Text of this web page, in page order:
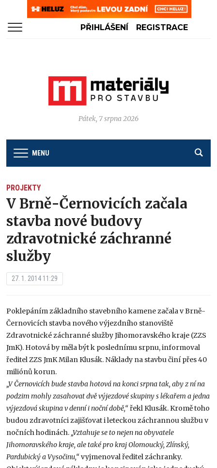
PŘIHLÁŠENÍ REGISTRACE
Pátek, 7 srpna 2026
MENU
PROJEKTY
V Brně-Černovicích začala
stavba nové budovy
zdravotnické záchranné
služby
27. 1. 2014 11:29
Poklepáním základního stavebního kamene začala v Brně-
Černovicích stavba nového výjezdního stanoviště
Zdravotnické záchranné služby Jihomoravského kraje (ZZS
JmK). Hotová by měla být k poslednímu srpnu, informoval
ředitel ZZS JmK Milan Klusák. Náklady na stavbu činí přes 40
miliónů korun.
„V Černovicích bude stavba hotová na konci srpna tak, aby z ní na
podzim mohly zasahovat dvě výjezdové skupiny s lékařem a jedna
výjezdová skupina v denní i noční době,“řekl Klusák. Kromě toho
budou zdravotníci zajišťovat i leteckou záchrannou službu v
nočních hodinách. „Vztahuje se to nejen na obyvatele
Jihomoravského kraje, ale také pro kraj Olomoucký, Zlínský,
Pardubický a Vysočinu,“vyjmenoval ředitel záchranky.